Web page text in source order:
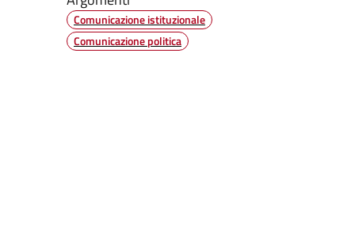
Comunicazione istituzionale
Comunicazione politica